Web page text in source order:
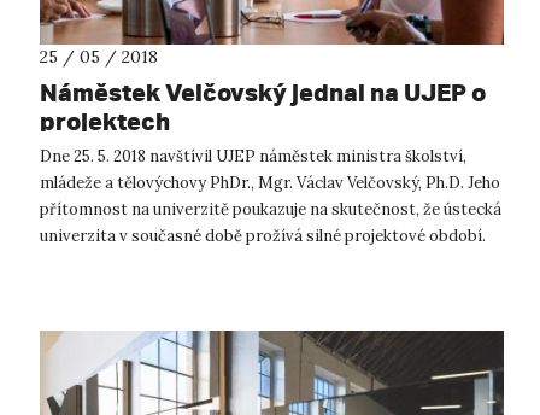
25 / 05 / 2018
Náměstek Velčovský jednal na UJEP o
projektech
Dne 25. 5. 2018 navštívil UJEP náměstek ministra školství,
mládeže a tělovýchovy PhDr., Mgr. Václav Velčovský, Ph.D. Jeho
přítomnost na univerzitě poukazuje na skutečnost, že ústecká
univerzita v současné době prožívá silné projektové období.